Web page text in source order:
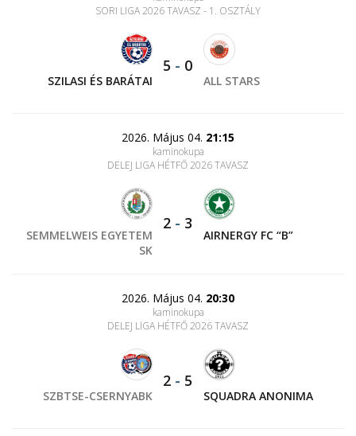
SORI LIGA 2026 TAVASZ - 1. OSZTÁLY
SZILASI ÉS BARÁTAI
5 - 0
ALL STARS
2026. Május 04. 21:15
kaminokupa
DELEJ LIGA HÉTFŐ 2026 TAVASZ
SEMMELWEIS EGYETEM
SK
2 - 3
AIRNERGY FC “B”
2026. Május 04. 20:30
kaminokupa
DELEJ LIGA HÉTFŐ 2026 TAVASZ
SZBTSE-CSERNYABK
2 - 5
SQUADRA ANONIMA